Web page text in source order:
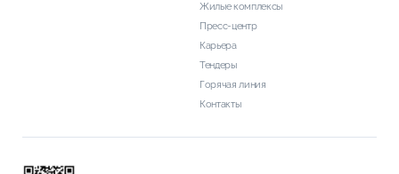
Жилые комплексы
Пресс-центр
Карьера
Тендеры
Горячая линия
Контакты